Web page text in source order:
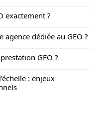
exactement ?
dédiée au GEO ?
GEO ?
: enjeux